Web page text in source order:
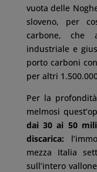
vuota delle
sloveno, per
carbone, che
industriale e
porto carboni
per altri
Per la
melmosi
dai 30 ai 50
discarica:
mezza Italia
sull’intero